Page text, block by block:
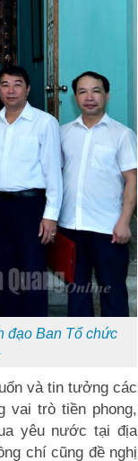
đạo Ban Tổ chức
và tin tưởng các
vai trò tiền phong,
yêu nước tại địa
chí cũng đề nghị